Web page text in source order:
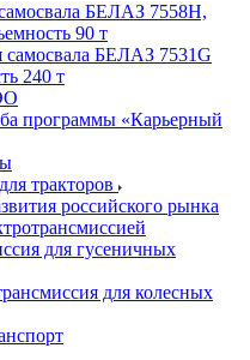
БЕЛАЗ 7558H,
90 т
БЕЛАЗ 7531G
240 т
программы «Карьерный
тракторов
российского рынка
для гусеничных
для колесных